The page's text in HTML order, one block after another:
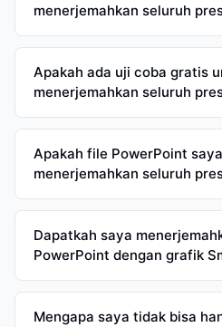
menerjemahkan seluruh
Apakah ada uji coba gratis
menerjemahkan seluruh
Apakah file PowerPoint
menerjemahkan seluruh
Dapatkah saya
PowerPoint dengan grafik
Mengapa saya tidak bisa